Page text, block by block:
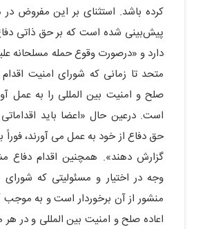
پیش‌بینی‌ شده است که بر حق ذاتی
دارد و «درصورت وقوع حمله مسلحانه
متحد تا زمانی که شورای امنیت
صلح و امنیت بین‌ المللی را به عمل
است. درعین حال «اعضا باید
حق دفاع از خود به عمل می آورند،
گزارش دهند». همچنین اقدام دفاع
‌وجه در اختیار و مسئولیتی که
منشور از آن برخوردار است و به
اعاده صلح و امنیت بین المللی و در